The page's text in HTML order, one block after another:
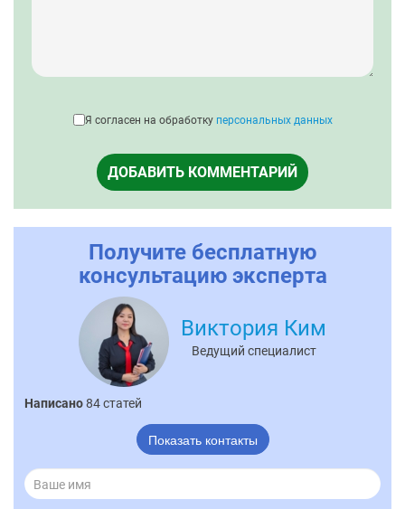
Я согласен на обработку персональных данных
ДОБАВИТЬ КОММЕНТАРИЙ
Получите бесплатную
консультацию эксперта
Виктория Ким
Ведущий специалист
Написано84 статей
Показать контакты